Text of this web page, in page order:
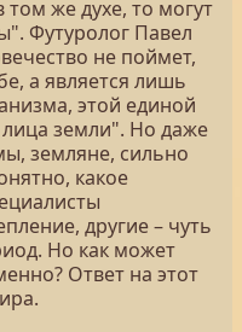
же духе, то могут
Футуролог Павел
не поймет,
а является лишь
этой единой
земли". Но даже
земляне, сильно
какое
другие – чуть
Но как может
Ответ на этот